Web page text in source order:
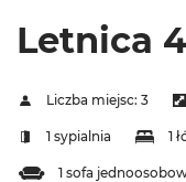
Letnica
Liczba miejsc: 3
1 sypialnia 1
1 sofa